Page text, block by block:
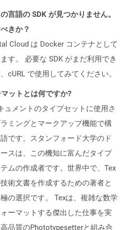
言語の SDK が見つかりません。
きか？
Cloud は Docker コンテナとして
す。 必要な SDK がまだ利用でき
cURL で使用してみてください。
ットとは何ですか?
ュメントのタイプセットに使用さ
ミングとマークアップ機能で構
です。スタンフォード大学のド
スは、この機知に富んだタイプ
ムの作成者です。世界中で、Tex
術文書を作成するための著者と
の選択です。 Texは、複雑な数学
ーマットする傑出した仕事を実
品質のPhototypesetterと組み合